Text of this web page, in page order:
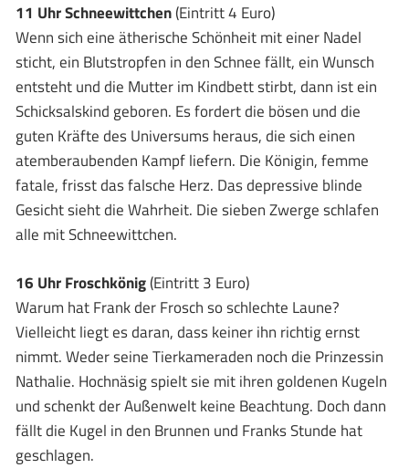
11 Uhr Schneewittchen(Eintritt 4 Euro)
Wenn sich eine ätherische Schönheit mit einer Nadel
sticht, ein Blutstropfen in den Schnee fällt, ein Wunsch
entsteht und die Mutter im Kindbett stirbt, dann ist ein
Schicksalskind geboren. Es fordert die bösen und die
guten Kräfte des Universums heraus, die sich einen
atemberaubenden Kampf liefern. Die Königin, femme
fatale, frisst das falsche Herz. Das depressive blinde
Gesicht sieht die Wahrheit. Die sieben Zwerge schlafen
alle mit Schneewittchen.
16 Uhr Froschkönig(Eintritt 3 Euro)
Warum hat Frank der Frosch so schlechte Laune?
Vielleicht liegt es daran, dass keiner ihn richtig ernst
nimmt. Weder seine Tierkameraden noch die Prinzessin
Nathalie. Hochnäsig spielt sie mit ihren goldenen Kugeln
und schenkt der Außenwelt keine Beachtung. Doch dann
fällt die Kugel in den Brunnen und Franks Stunde hat
geschlagen.